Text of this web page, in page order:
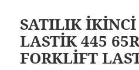
SATILIK
LASTİK 445
FORKLİFT